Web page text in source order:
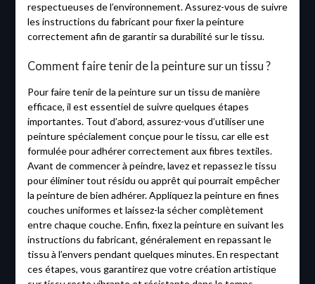
respectueuses de l’environnement. Assurez-vous de suivre
les instructions du fabricant pour fixer la peinture
correctement afin de garantir sa durabilité sur le tissu.
Comment faire tenir de la peinture sur un tissu ?
Pour faire tenir de la peinture sur un tissu de manière
efficace, il est essentiel de suivre quelques étapes
importantes. Tout d’abord, assurez-vous d’utiliser une
peinture spécialement conçue pour le tissu, car elle est
formulée pour adhérer correctement aux fibres textiles.
Avant de commencer à peindre, lavez et repassez le tissu
pour éliminer tout résidu ou apprêt qui pourrait empêcher
la peinture de bien adhérer. Appliquez la peinture en fines
couches uniformes et laissez-la sécher complètement
entre chaque couche. Enfin, fixez la peinture en suivant les
instructions du fabricant, généralement en repassant le
tissu à l’envers pendant quelques minutes. En respectant
ces étapes, vous garantirez que votre création artistique